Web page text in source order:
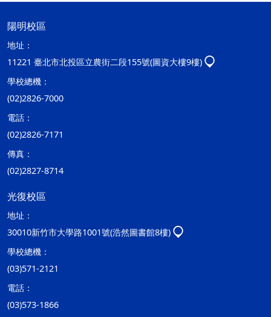
陽明校區
地址：
11221 臺北市北投區立農街二段155號(圖資大樓9樓)
學校總機：
(02)2826-7000
電話：
(02)2826-7171
傳真：
(02)2827-8714
光復校區
地址：
30010新竹市大學路1001號(浩然圖書館8樓)
學校總機：
(03)571-2121
電話：
(03)573-1866